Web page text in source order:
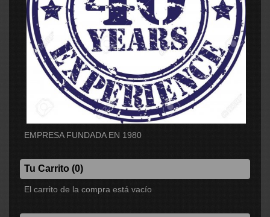
EMPRESA FUNDADA EN 1980
Tu Carrito (0)
El carrito de la compra está vacío